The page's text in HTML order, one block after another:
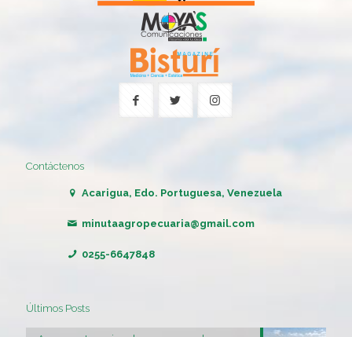
Contáctenos
Acarigua, Edo. Portuguesa, Venezuela
minutaagropecuaria@gmail.com
0255-6647848
Últimos Posts